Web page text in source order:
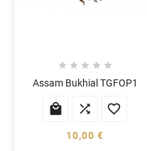
    
Assam Bukhial TGFOP1
  
10,00 €